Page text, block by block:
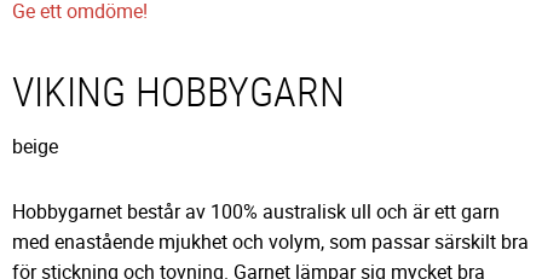
Ge ett omdöme!
VIKING HOBBYGARN
beige
Hobbygarnet består av 100% australisk ull och är ett garn
med enastående mjukhet och volym, som passar särskilt bra
för stickning och tovning. Garnet lämpar sig mycket bra